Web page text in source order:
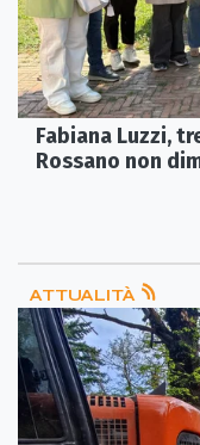
Fabiana Luzzi,
Rossano non
ATTUALITÀ